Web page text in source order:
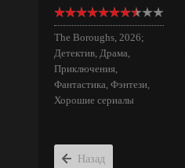
The Boroughs, 2026;
Детектив, Драма,
Приключения,
Фантастика, Фэнтези,
Хорошие сериалы
Назад